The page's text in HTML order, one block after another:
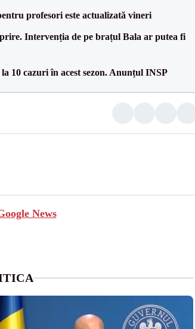
profesori este actualizată vineri
Intervenția de pe brațul Bala ar putea fi
10 cazuri în acest sezon. Anunțul INSP
News